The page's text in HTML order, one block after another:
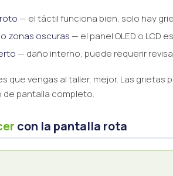
— el táctil funciona bien, solo hay
zonas oscuras — el panel OLED o LCD
— daño interno, puede requerir
que vengas al taller, mejor. Las
de pantalla completo.
con la pantalla rota